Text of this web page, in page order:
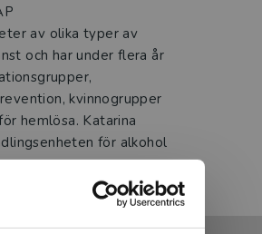
av olika typer av
och har under flera år
kvinnogrupper
hemlösa. Katarina
för alkohol